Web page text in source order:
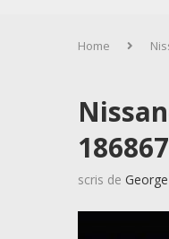
Home
scris de